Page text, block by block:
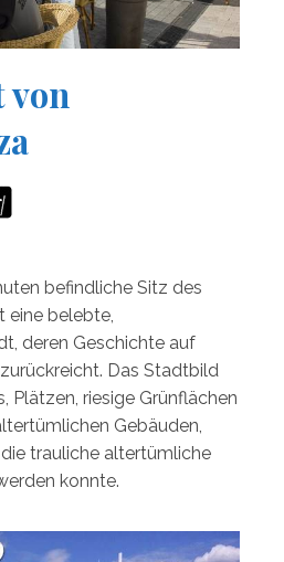
von
befindliche Sitz des
eine belebte,
deren Geschichte auf
Das Stadtbild
Plätzen, riesige Grünflächen
Gebäuden,
trauliche altertümliche
konnte.